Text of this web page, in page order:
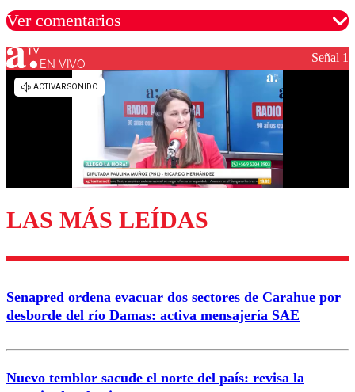
Ver comentarios
Los comentarios son moderados para garantizar un
diálogo respetuoso.
Enviar comentario
EN VIVO Señal 1
LAS MÁS LEÍDAS
Senapred ordena evacuar dos sectores de Carahue por
desborde del río Damas: activa mensajería SAE
Nuevo temblor sacude el norte del país: revisa la